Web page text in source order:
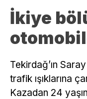
İkiye
Tekirdağ’ın
trafik ışıklarına
Kazadan 24